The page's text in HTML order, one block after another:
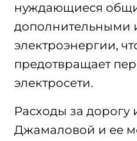
нуждающиеся
дополнительными
электроэнергии,
предотвращает
электросети.
Расходы за дорогу
Джамаловой и ее